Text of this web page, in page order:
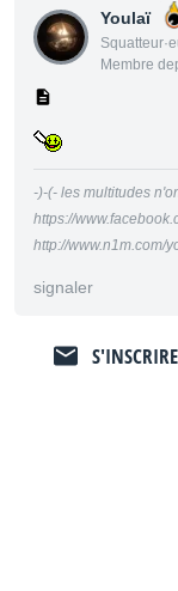
Youlaï
Membre
-)-(- les multitudes
https://
http://www.n1m.com/
signaler
S'INSCRIRE